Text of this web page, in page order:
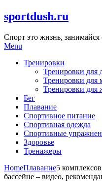
Skip
to
sportdush.ru
Спорт это жизнь, занимайся
Menu
Тренировки
Тренировки для
Тренировки для
Тренировки для
Бег
Плавание
Спортивное питание
Спортивная одежда
Спортивные
Здоровье
Тренажеры
HomeПлавание5
бассейне – видео,